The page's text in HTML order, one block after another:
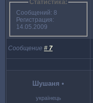
Статистика:
Сообщений: 8
Регистрация:
14.05.2009
Сообщение # 7
Шушаня •
українець